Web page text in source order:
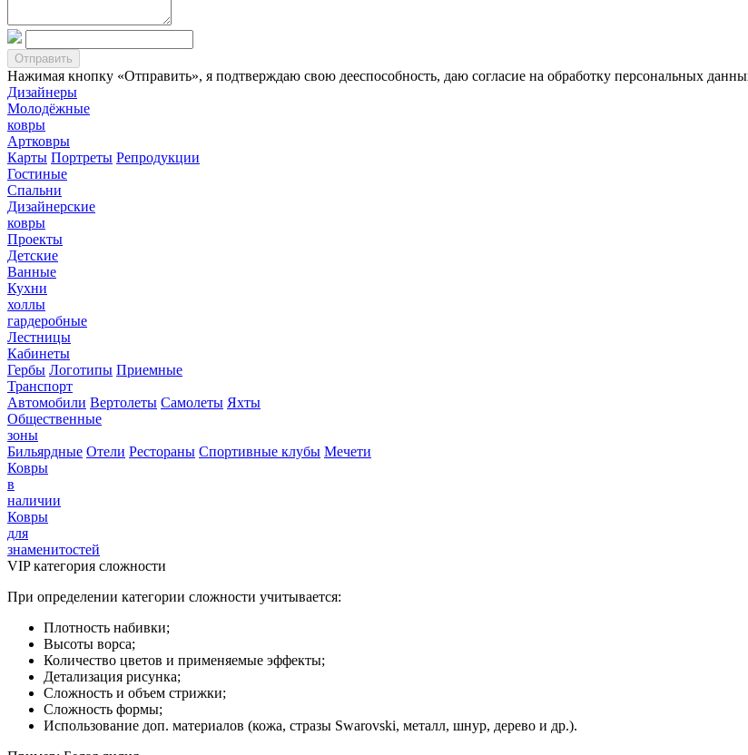
Нажимая кнопку «Отправить», я подтверждаю свою дееспособность, даю согласие на обработку персональных
Дизайнеры
Молодёжные
ковры
Артковры
Карты Портреты Репродукции
Гостиные
Спальни
Дизайнерские
ковры
Проекты
Детские
Ванные
Кухни
холлы
гардеробные
Лестницы
Кабинеты
Гербы Логотипы Приемные
Транспорт
Автомобили Вертолеты Самолеты Яхты
Общественные
зоны
Бильярдные Отели Рестораны Спортивные клубы Мечети
Ковры
в
наличии
Ковры
для
знаменитостей
VIP категория сложности
При определении категории сложности учитывается:
Плотность набивки;
Высоты ворса;
Количество цветов и применяемые эффекты;
Детализация рисунка;
Сложность и объем стрижки;
Сложность формы;
Использование доп. материалов (кожа, стразы Swarovski, металл, шнур, дерево и др.).